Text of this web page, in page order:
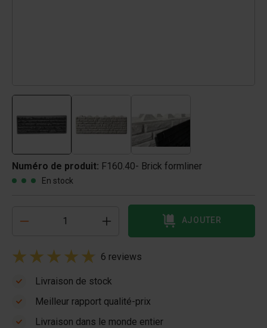
Numéro de produit: F160.40- Brick formliner
En stock
AJOUTER
6 reviews
Livraison de stock
Meilleur rapport qualité-prix
Livraison dans le monde entier